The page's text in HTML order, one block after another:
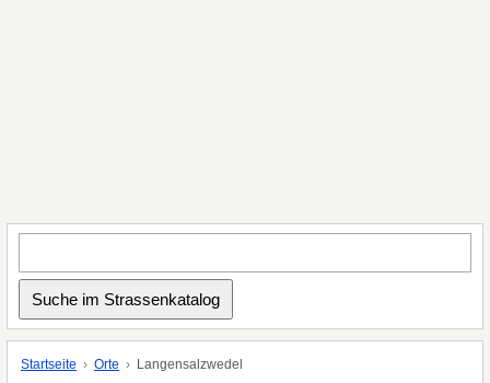
Startseite Orte Langensalzwedel